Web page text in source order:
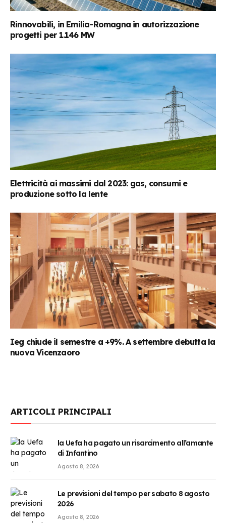
Rinnovabili, in Emilia-Romagna in autorizzazione
progetti per 1.146 MW
Elettricità ai massimi dal 2023: gas, consumi e
produzione sotto la lente
Ieg chiude il semestre a +9%. A settembre debutta la
nuova Vicenzaoro
ARTICOLI PRINCIPALI
la Uefa ha pagato un risarcimento all’amante
di Infantino
Agosto 8, 2026
Le previsioni del tempo per sabato 8 agosto
2026
Agosto 8, 2026